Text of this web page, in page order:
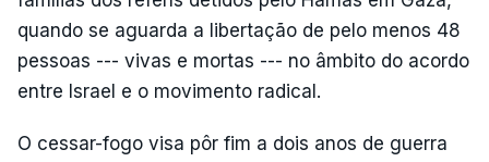
quando se aguarda a libertação de pelo menos 48
pessoas --- vivas e mortas --- no âmbito do acordo
entre Israel e o movimento radical.
O cessar-fogo visa pôr fim a dois anos de guerra